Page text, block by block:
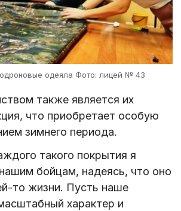
одеяла Фото: лицей № 43
также является их
что приобретает особую
зимнего периода.
такого покрытия я
бойцам, надеясь, что оно
то жизни. Пусть наше
характер и